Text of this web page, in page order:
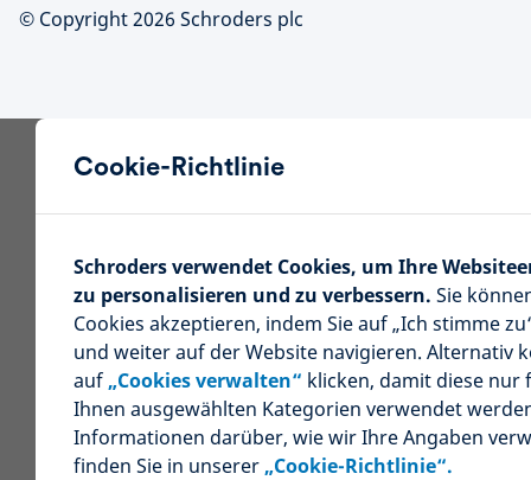
© Copyright 2026 Schroders plc
Cookie-Richtlinie
Schroders verwendet Cookies, um Ihre
zu personalisieren und zu verbessern. Sie
Cookies akzeptieren, indem Sie auf „Ich stimme
und weiter auf der Website navigieren. Alternativ
auf „Cookies verwalten“ klicken, damit diese nur
Ihnen ausgewählten Kategorien verwendet
Informationen darüber, wie wir Ihre Angaben
finden Sie in unserer „Cookie-Richtlinie“.